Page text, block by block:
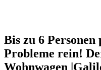
Bis zu 6 Personen
Probleme rein!
Wohnwagen